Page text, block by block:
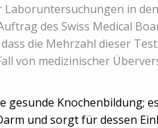
Laboruntersuchungen in
des Swiss Medical
die Mehrzahl dieser
von medizinischer
gesunde Knochenbildung;
und sorgt für dessen